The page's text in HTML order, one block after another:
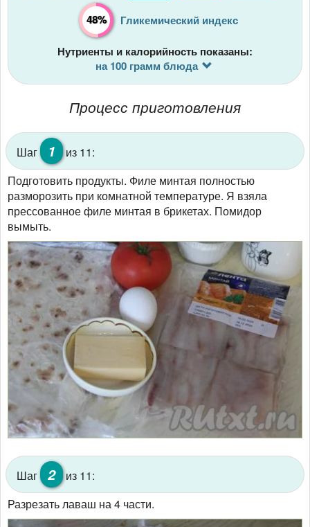
48% Гликемический индекс
Нутриенты и калорийность показаны:
на 100 грамм блюда
Процесс приготовления
Шаг 1
из 11:
Подготовить продукты. Филе минтая полностью
разморозить при комнатной температуре. Я взяла
прессованное филе минтая в брикетах. Помидор
вымыть.
Шаг 2
из 11:
Разрезать лаваш на 4 части.